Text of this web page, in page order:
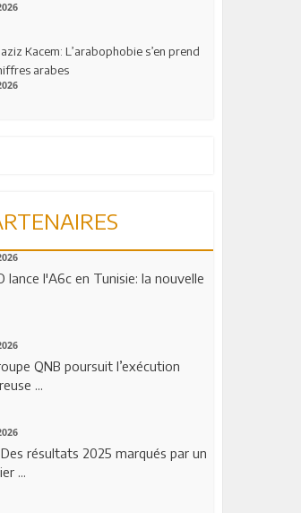
Kacem: L’arabophobie s’en prend
arabes
lance l'A6c en Tunisie: la nouvelle
QNB poursuit l’exécution
...
résultats 2025 marqués par un
...